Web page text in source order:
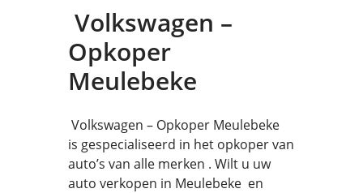
Volkswagen –
Opkoper
Meulebeke
Volkswagen – Opkoper Meulebeke
is gespecialiseerd in het opkoper van
auto’s van alle merken . Wilt u uw
auto verkopen in Meulebeke en